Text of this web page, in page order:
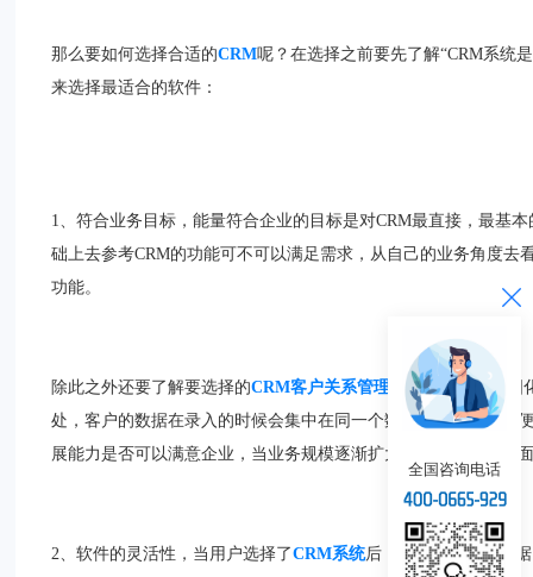
那么要如何选择合适的CRM呢？在选择之前要先了解“CRM系统
来选择最适合的软件：
1、符合业务目标，能量符合企业的目标是对CRM最直接，最基
础上去参考CRM的功能可不可以满足需求，从自己的业务角度
功能。
除此之外还要了解要选择的CRM客户关系管理系统是否满足全国
处，客户的数据在录入的时候会集中在同一个数据库里，这样方
展能力是否可以满意企业，当业务规模逐渐扩大时涉及的管理方
2、软件的灵活性，当用户选择了CRM系统后，软件是否可以根
全国咨询电话